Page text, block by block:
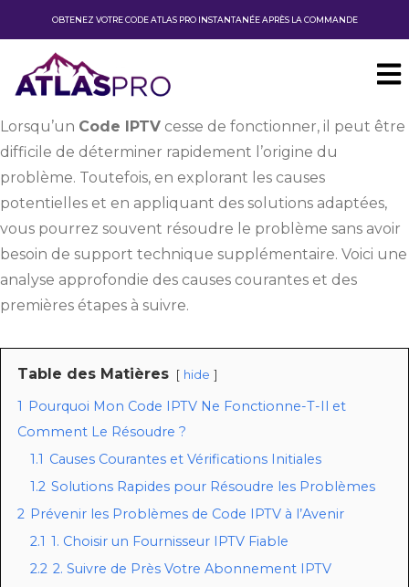
OBTENEZ VOTRE CODE ATLAS PRO INSTANTANÉE APRÈS LA COMMANDE
Lorsqu’un Code IPTV cesse de fonctionner, il peut être
difficile de déterminer rapidement l’origine du
problème. Toutefois, en explorant les causes
potentielles et en appliquant des solutions adaptées,
vous pourrez souvent résoudre le problème sans avoir
besoin de support technique supplémentaire. Voici une
analyse approfondie des causes courantes et des
premières étapes à suivre.
Table des Matières hide
1 Pourquoi Mon Code IPTV Ne Fonctionne-T-Il et
Comment Le Résoudre ?
1.1 Causes Courantes et Vérifications Initiales
1.2 Solutions Rapides pour Résoudre les Problèmes
2 Prévenir les Problèmes de Code IPTV à l’Avenir
2.1 1. Choisir un Fournisseur IPTV Fiable
2.2 2. Suivre de Près Votre Abonnement IPTV